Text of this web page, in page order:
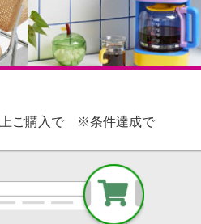
上ご購入で ※条件達成で